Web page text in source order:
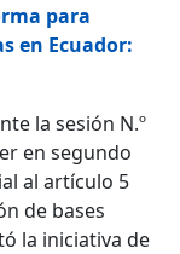
para
en Ecuador:
la sesión N.º
en segundo
al artículo 5
de bases
la iniciativa de